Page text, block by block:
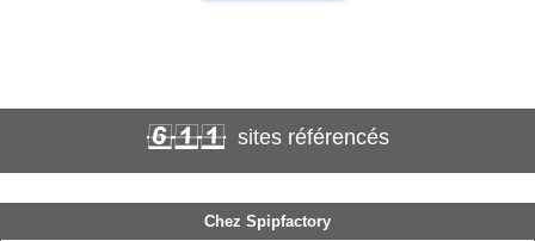
611 sites référencés
Chez Spipfactory